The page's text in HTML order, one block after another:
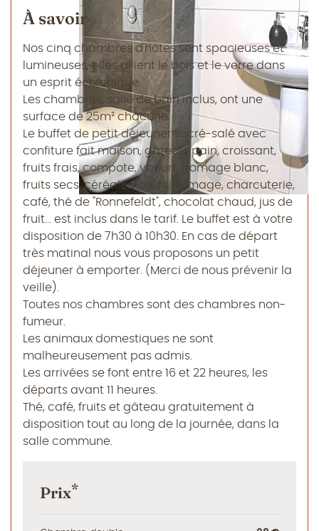
À savoir
Nos cinq chambres d'hôtes sont spacieuses et
lumineuses, elles allient le bois et le verre dans
un esprit écologique.
Les chambres, salle de bain inclus, ont une
surface de 25m² chacune.
Le buffet de petit déjeuner sucré-salé avec
confiture fait maison, gâteau, pain, croissant,
fruits frais, compote, yaourt, fromage blanc,
fruits secs, céréales, œufs, fromage, charcuterie,
café, thé de "Ronnefeldt", chocolat chaud, jus de
fruit... est inclus dans le tarif. Le buffet est à votre
disposition de 7h30 à 10h30. En cas de départ
très matinal nous vous proposons un petit
déjeuner à emporter. (Merci de nous prévenir la
veille).
Toutes nos chambres sont des chambres non-
fumeur.
Les animaux domestiques ne sont
malheureusement pas admis.
Les arrivées se font entre 16 et 22 heures, les
départs avant 11 heures.
Thé, café, fruits et gâteau gratuitement à
disposition tout au long de la journée, dans la
salle commune.
Prix*